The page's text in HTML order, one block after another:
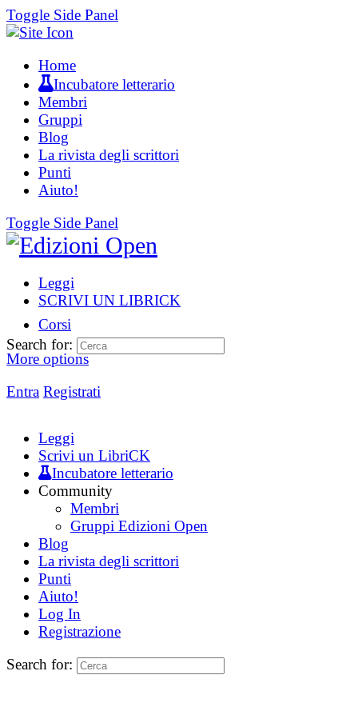
Toggle Side Panel
Home
Incubatore letterario
Membri
Gruppi
Blog
La rivista degli scrittori
Punti
Aiuto!
Toggle Side Panel
Leggi
SCRIVI UN LIBRICK
Corsi
More options
Entra Registrati
Search for:
Leggi
Scrivi un LibriCK
Incubatore letterario
Community
Membri
Gruppi Edizioni Open
Blog
La rivista degli scrittori
Punti
Aiuto!
Log In
Registrazione
Search for: